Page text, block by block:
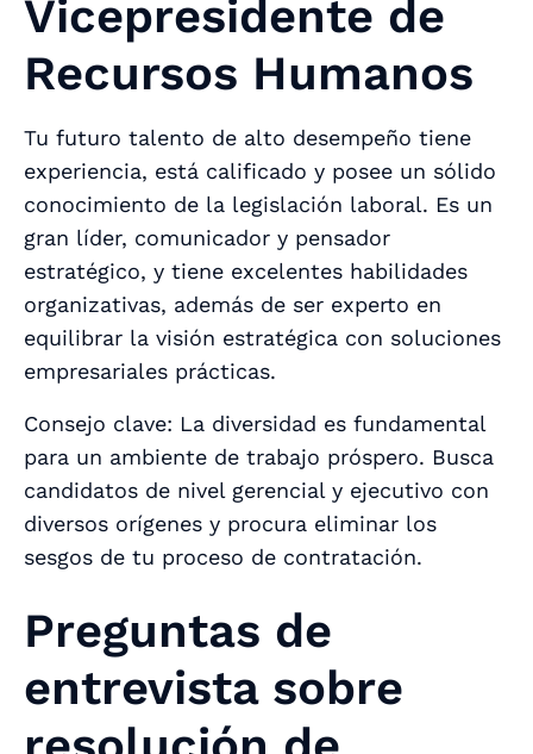
Vicepresidente de
Recursos Humanos
Tu futuro talento de alto desempeño tiene
experiencia, está calificado y posee un sólido
conocimiento de la legislación laboral. Es un
gran líder, comunicador y pensador
estratégico, y tiene excelentes habilidades
organizativas, además de ser experto en
equilibrar la visión estratégica con soluciones
empresariales prácticas.
Consejo clave: La diversidad es fundamental
para un ambiente de trabajo próspero. Busca
candidatos de nivel gerencial y ejecutivo con
diversos orígenes y procura eliminar los
sesgos de tu proceso de contratación.
Preguntas de
entrevista sobre